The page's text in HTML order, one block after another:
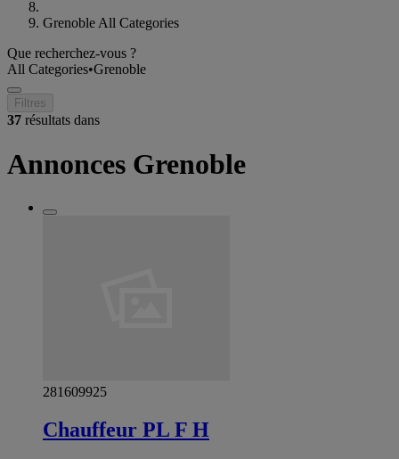
Grenoble All Categories
Que recherchez-vous ?
All Categories•Grenoble
Filtres
37 résultats dans
Annonces Grenoble
281609925
Chauffeur PL F H